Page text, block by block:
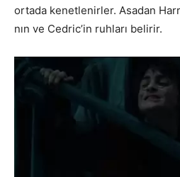
ortada kenetlenirler. Asadan
nın ve Cedric’in ruhları belirir.